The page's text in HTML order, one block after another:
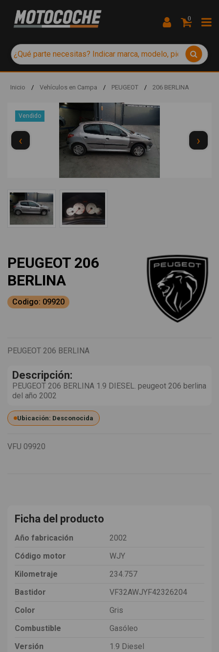
0
Inicio / Vehículos en Campa / PEUGEOT / 206 BERLINA
Vendido
‹ ›
PEUGEOT 206
BERLINA
Codigo: 09920
PEUGEOT 206 BERLINA
Descripción:
PEUGEOT 206 BERLINA 1.9 DIESEL. peugeot 206 berlina
del año 2002
Ubicación: Desconocida
VFU 09920
Ficha del producto
Año fabricación
2002
Código motor
WJY
Kilometraje
234.757
Bastidor
VF32AWJYF42326204
Color
Gris
Combustible
Gasóleo
Versión
1.9 Diesel